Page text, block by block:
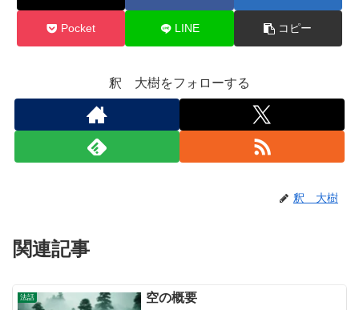
Pocket LINE コピー
釈 大樹をフォローする
釈 大樹
関連記事
法話 空の概要